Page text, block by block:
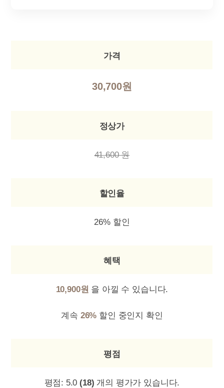
가격
30,700원
정상가
41,600 원
할인율
26% 할인
혜택
10,900원 을 아낄 수 있습니다.
계속 26% 할인 중인지 확인
평점
평점: 5.0 (18) 개의 평가가 있습니다.